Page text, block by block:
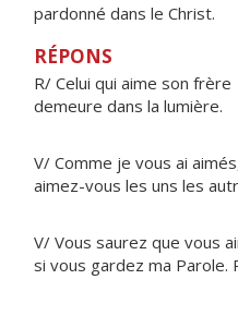
pardonné dans le Christ.
RÉPONS
R/ Celui qui aime son frère
demeure dans la lumière.
V/ Comme je vous ai
aimez-vous les uns les
V/ Vous saurez que vous
si vous gardez ma Parole.